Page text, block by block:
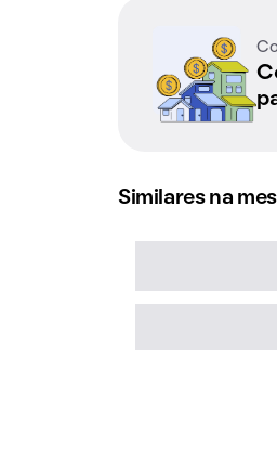
Similares na